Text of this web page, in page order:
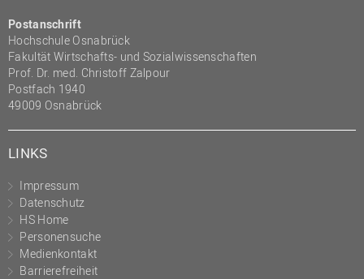
Postanschrift
Hochschule Osnabrück
Fakultät Wirtschafts- und Sozialwissenschaften
Prof. Dr. med. Christoff Zalpour
Postfach 1940
49009 Osnabrück
LINKS
Impressum
Datenschutz
HS Home
Personensuche
Medienkontakt
Barrierefreiheit